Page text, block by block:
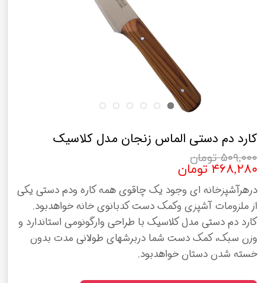
کارد دم دستی الماس زنجان مدل کلاسیک
۵۰۹,۰۰۰ تومان
۴۶۸,۲۸۰ تومان
درهرآشپزخانه ای وجود یک چاقوی همه کاره ودم دستی یکی
از ملزومات آشپزی وکمک دست کدبانوی خانه خواهدبود.
کارد دم دستی مدل کلاسیک با طراحی وارگونومی استاندارد و
وزن سبک، کمک دست شما دربرشهای طولانی مدت بدون
خسته شدن دستان خواهدبود.